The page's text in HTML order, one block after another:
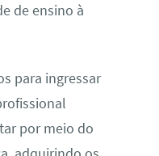
de ensino à
para ingressar
por meio do